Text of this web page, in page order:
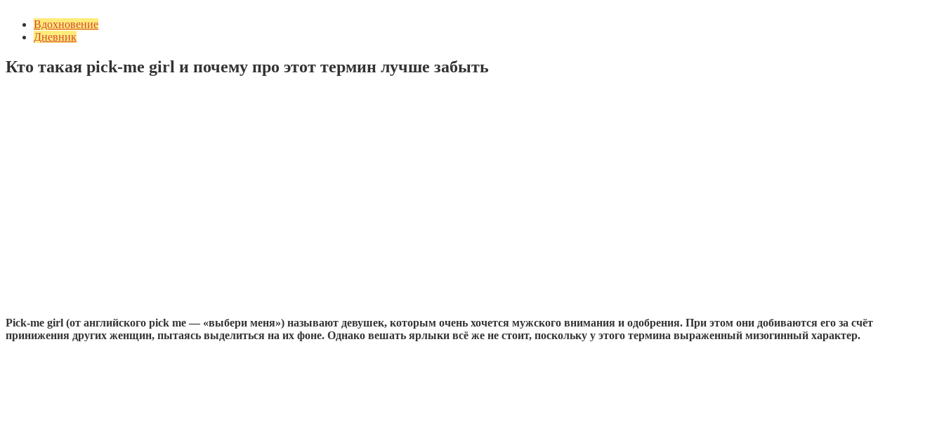
Вдохновение
Дневник
Кто такая pick-me girl и почему про этот термин лучше забыть
Pick-me girl (от английского pick me — «выбери меня») называют девушек, которым очень хочется мужского внимания и одобрения. При этом они добиваются его за счёт
принижения других женщин, пытаясь выделиться на их фоне. Однако вешать ярлыки всё же не стоит, поскольку у этого термина выраженный мизогинный характер.